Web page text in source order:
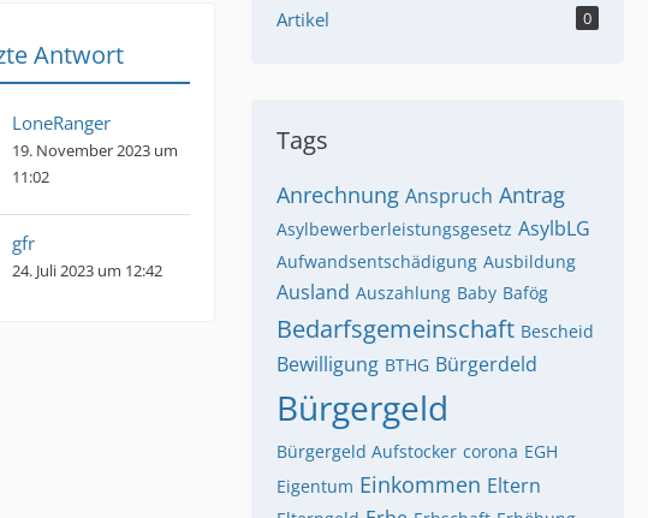
Antwort
LoneRanger
19. November 2023 um
11:02
gfr
24. Juli 2023 um 12:42
Artikel 0
Tags
Anrechnung Anspruch Antrag
Asylbewerberleistungsgesetz AsylbLG
Aufwandsentschädigung Ausbildung
Ausland Auszahlung Baby Bafög
Bedarfsgemeinschaft Bescheid
Bewilligung BTHG Bürgerdeld
Bürgergeld
Bürgergeld Aufstocker corona EGH
Eigentum Einkommen Eltern